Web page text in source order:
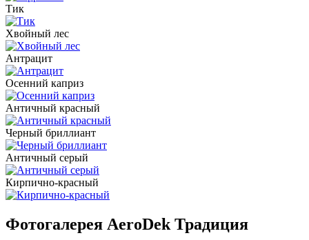
Тик
Хвойный лес
Антрацит
Осенний каприз
Античный красный
Черный бриллиант
Античный серый
Кирпично-красный
Фотогалерея AeroDek Традиция